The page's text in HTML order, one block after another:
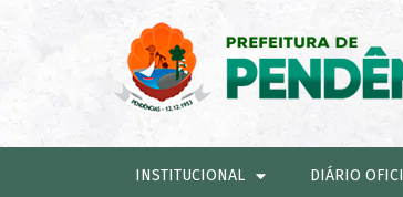
INSTITUCIONAL DIÁRIO